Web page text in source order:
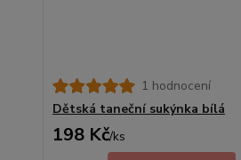
1 hodnocení
Dětská taneční sukýnka bílá
198 Kč/ks